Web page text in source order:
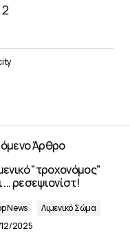
Άρθρο
"τροχονόμος"
... ρεσεψιονίστ!
News
Λιμενικό Σώμα
2025